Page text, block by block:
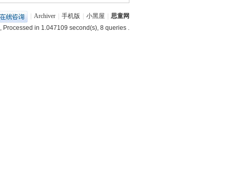
Archiver 手机版 小黑屋
思童网
, Processed in 1.047109 second(s), 8 queries .